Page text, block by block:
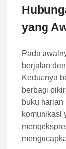
yang
Pada
berjalan
Keduanya
berbagi
buku harian
komunikasi